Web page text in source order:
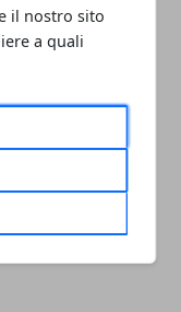
il nostro sito
a quali